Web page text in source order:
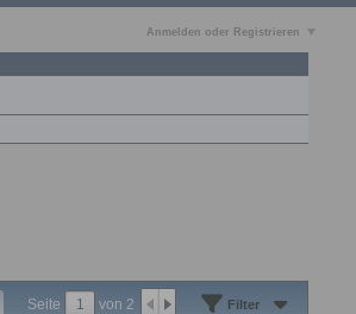
Anmelden oder Registrieren
Seite von 2 Filter